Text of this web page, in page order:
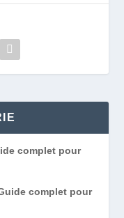
complet pour